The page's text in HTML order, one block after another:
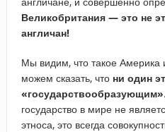
Великобритания — это не
англичан!
Мы видим, что такое
можем сказать, что ни один
«государствообразующим»
государство в мире не
этноса, это всегда